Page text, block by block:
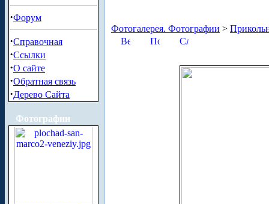
·Форум
·Справочная
·Ссылки
·О сайте
·Обратная связь
·Дерево Сайта
Фотографии
Фотогалерея. Фотографии >